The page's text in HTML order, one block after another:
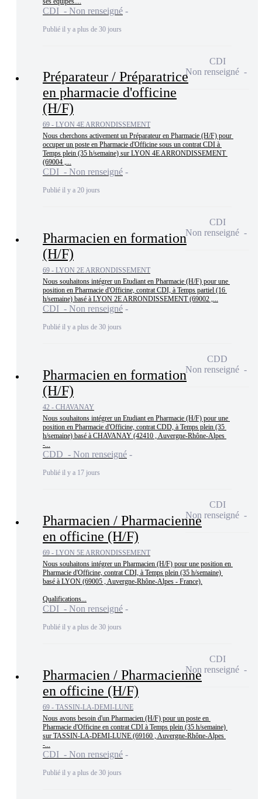
CDI - Non renseigné
Publié il y a plus de 30 jours
Préparateur / Préparatrice
en pharmacie d'officine
(H/F)
69 - LYON 4E ARRONDISSEMENT
Nous cherchons activement un Préparateur en Pharmacie (H/F) pour
occuper un poste en Pharmacie d'Officine sous un contrat CDI à
Temps plein (35 h/semaine) sur LYON 4E ARRONDISSEMENT
(69004 ,...
CDI - Non renseigné
Publié il y a 20 jours
CDI
Non renseigné
Pharmacien en formation
(H/F)
69 - LYON 2E ARRONDISSEMENT
Nous souhaitons intégrer un Etudiant en Pharmacie (H/F) pour une
position en Pharmacie d'Officine, contrat CDI, à Temps partiel (16
h/semaine) basé à LYON 2E ARRONDISSEMENT (69002 ,...
CDI - Non renseigné
Publié il y a plus de 30 jours
CDI
Non renseigné
Pharmacien en formation
(H/F)
42 - CHAVANAY
Nous souhaitons intégrer un Etudiant en Pharmacie (H/F) pour une
position en Pharmacie d'Officine, contrat CDD, à Temps plein (35
h/semaine) basé à CHAVANAY (42410 , Auvergne-Rhône-Alpes
-...
CDD - Non renseigné
Publié il y a 17 jours
CDD
Non renseigné
Pharmacien / Pharmacienne
en officine (H/F)
69 - LYON 5E ARRONDISSEMENT
Nous souhaitons intégrer un Pharmacien (H/F) pour une position en
Pharmacie d'Officine, contrat CDI, à Temps plein (35 h/semaine)
basé à LYON (69005 , Auvergne-Rhône-Alpes - France).
Qualifications...
CDI - Non renseigné
Publié il y a plus de 30 jours
CDI
Non renseigné
Pharmacien / Pharmacienne
en officine (H/F)
69 - TASSIN-LA-DEMI-LUNE
Nous avons besoin d'un Pharmacien (H/F) pour un poste en
Pharmacie d'Officine en contrat CDI à Temps plein (35 h/semaine)
sur TASSIN-LA-DEMI-LUNE (69160 , Auvergne-Rhône-Alpes
-...
CDI - Non renseigné
Publié il y a plus de 30 jours
CDI
Non renseigné